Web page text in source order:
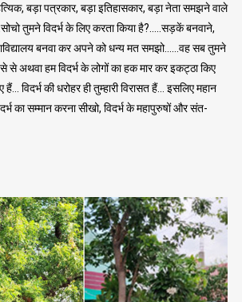
बड़ा पत्रकार, बड़ा इतिहासकार, बड़ा नेता समझने वाले
तुमने विदर्भ के लिए करता किया है?…..सड़कें बनवाने,
बनवा कर अपने को धन्य मत समझो……वह सब तुमने
से अथवा हम विदर्भ के लोगों का हक मार कर इकट्ठा किए
विदर्भ की धरोहर ही तुम्हारी विरासत हैं… इसलिए महान
का सम्मान करना सीखो, विदर्भ के महापुरुषों और संत-